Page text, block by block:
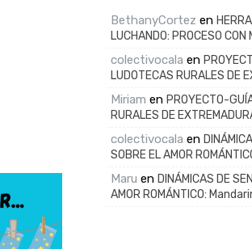
BethanyCortez en
LUCHANDO: PROCESO CON
colectivocala en
LUDOTECAS RURALES DE
Miriam en PROYECTO-
RURALES DE
colectivocala en
SOBRE EL AMOR
Maru en DINÁMICAS DE
AMOR ROMÁNTICO: